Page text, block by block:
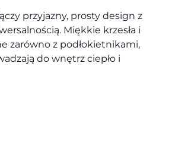
przyjazny, prosty design z
Miękkie krzesła i
zarówno z podłokietnikami,
do wnętrz ciepło i